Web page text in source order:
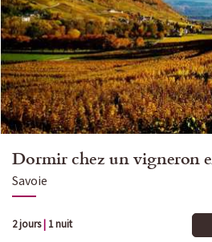
Dormir chez un vigneron
Savoie
2 jours| 1 nuit